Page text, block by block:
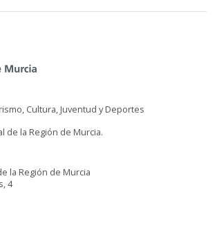
Cultura, Juventud y Deportes
de la Región de Murcia.
la Región de Murcia
4